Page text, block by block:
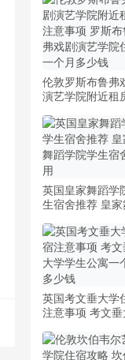
伦敦罗斯布鲁弗
演艺学院附近租
戏剧演艺学院住
个月多少钱
英国皇家舞蹈学
生宿舍推荐 皇家
英国考文垂大学
注意事项 考文垂
少钱